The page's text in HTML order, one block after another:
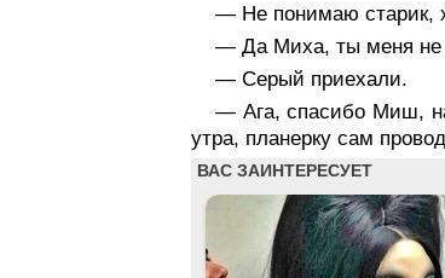
— Не понимаю старик,
— Да Миха, ты меня не
— Серый приехали.
— Ага, спасибо Миш,
утра, планерку сам